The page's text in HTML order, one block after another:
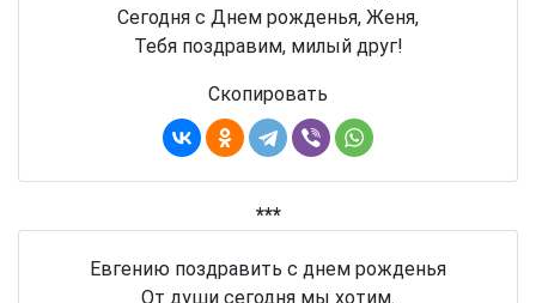
Сегодня с Днем рожденья, Женя,
Тебя поздравим, милый друг!
Скопировать
***
Евгению поздравить с днем рожденья
От души сегодня мы хотим.